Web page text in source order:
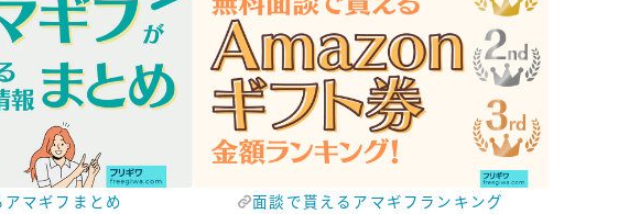
アマギフまとめ 面談で貰えるアマギフランキング